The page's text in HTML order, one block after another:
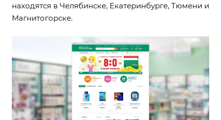
находятся в Челябинске, Екатеринбурге, Тюмени и
Магнитогорске.